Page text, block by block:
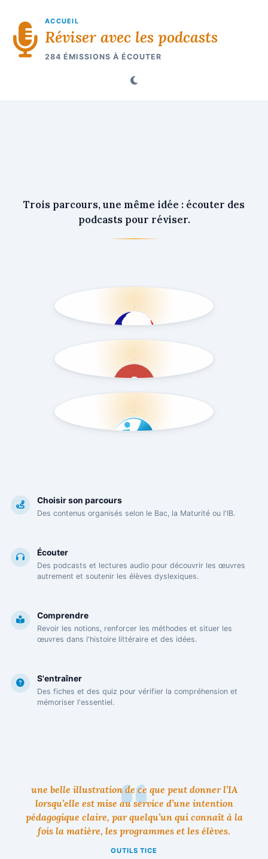
ACCUEIL
Réviser avec les podcasts
284 ÉMISSIONS À ÉCOUTER
Trois parcours, une même idée : écouter des
podcasts pour réviser.
Bac
Maturité
comparatives du Programme du
diplôme.
Choisir son parcours
Des contenus organisés selon le Bac, la Maturité ou l'IB.
Écouter
Des podcasts et lectures audio pour découvrir les œuvres
autrement et soutenir les élèves dyslexiques.
Comprendre
Revoir les notions, renforcer les méthodes et situer les
œuvres dans l'histoire littéraire et des idées.
S'entraîner
Des fiches et des quiz pour vérifier la compréhension et
mémoriser l'essentiel.
une belle illustration de ce que peut donner l’IA
lorsqu’elle est mise au service d’une intention
pédagogique claire, par quelqu’un qui connaît à la
fois la matière, les programmes et les élèves.
OUTILS TICE